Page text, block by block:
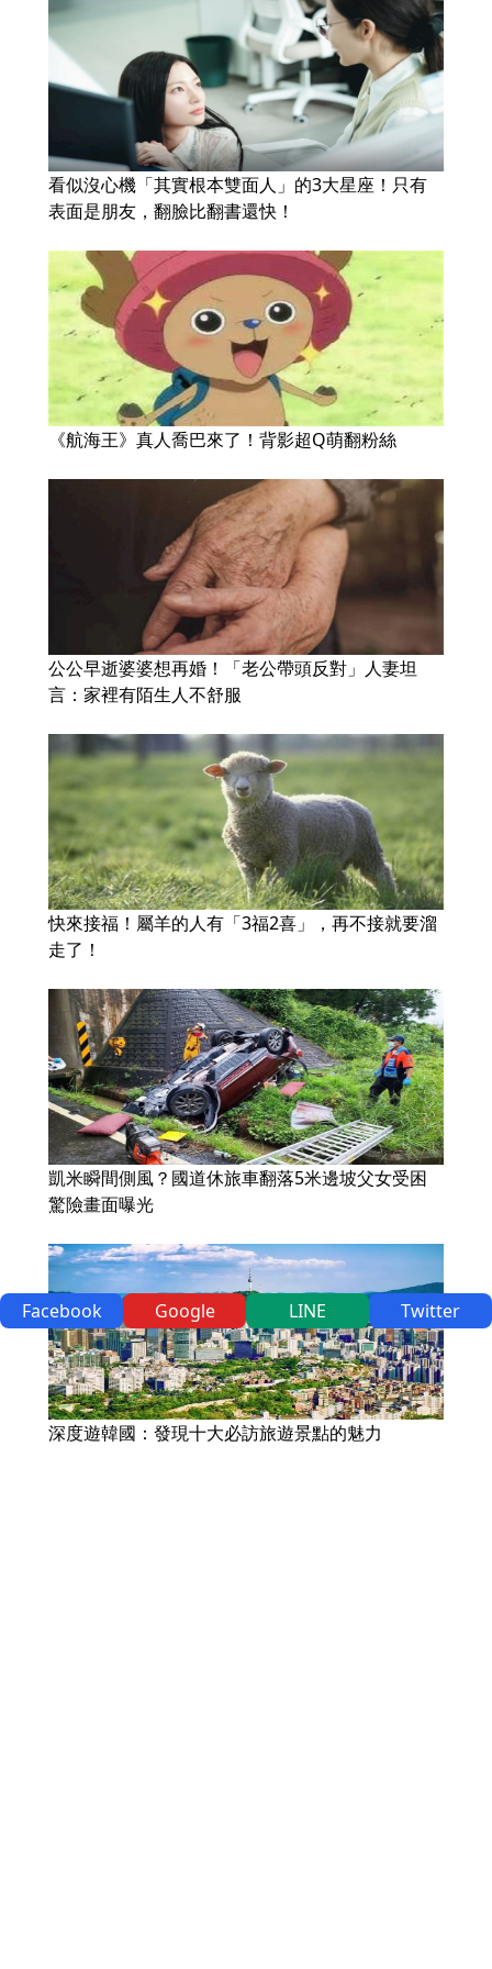
看似沒心機「其實根本雙面人」的3大星座！只有
表面是朋友，翻臉比翻書還快！
《航海王》真人喬巴來了！背影超Q萌翻粉絲
公公早逝婆婆想再婚！「老公帶頭反對」人妻坦
言：家裡有陌生人不舒服
快來接福！屬羊的人有「3福2喜」，再不接就要溜
走了！
凱米瞬間側風？國道休旅車翻落5米邊坡父女受困
驚險畫面曝光
深度遊韓國：發現十大必訪旅遊景點的魅力
Facebook Google LINE Twitter